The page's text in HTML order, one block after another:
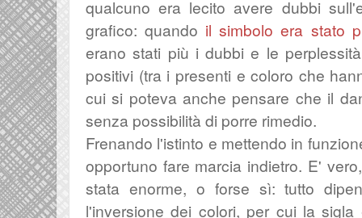
qualcuno era lecito avere dubbi
grafico: quando il simbolo era stato
erano stati più i dubbi e le
positivi (tra i presenti e coloro che
cui si poteva anche pensare che il
senza possibilità di porre rimedio.
Frenando l'istinto e mettendo in
opportuno fare marcia indietro. E'
stata enorme, o forse sì: tutto
l'inversione dei colori, per cui la